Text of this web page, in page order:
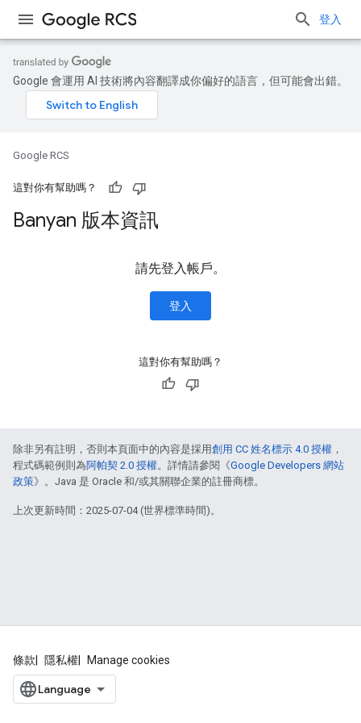
登入
Google 會運用 AI 技術將內容翻譯成你偏好的語言，但可能會出錯。
Google RCS
這對你有幫助嗎？
Banyan 版本資訊
請先登入帳戶。
登入
這對你有幫助嗎？
除非另有註明，否則本頁面中的內容是採用創用 CC 姓名標示 4.0 授權 ，
程式碼範例則為阿帕契 2.0 授權。詳情請參閱《Google Developers 網站
政策》。Java 是 Oracle 和/或其關聯企業的註冊商標。
上次更新時間：2025-07-04 (世界標準時間)。
條款 隱私權 Manage cookies